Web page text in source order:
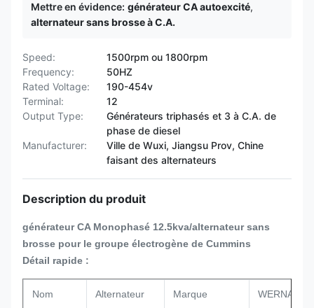
Mettre en évidence: générateur CA autoexcité,
alternateur sans brosse à C.A.
Speed:
1500rpm ou 1800rpm
Frequency:
50HZ
Rated Voltage:
190-454v
Terminal:
12
Output Type:
Générateurs triphasés et 3 à C.A. de
phase de diesel
Manufacturer:
Ville de Wuxi, Jiangsu Prov, Chine
faisant des alternateurs
Description du produit
générateur CA Monophasé 12.5kva/alternateur sans
brosse pour le groupe électrogène de Cummins
Détail rapide :
Nom Alternateur Marque WERNA